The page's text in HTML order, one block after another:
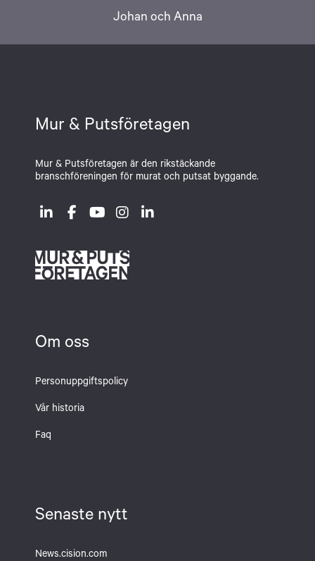
Johan och Anna
Mur & Putsföretagen
Mur & Putsföretagen är den rikstäckande
branschföreningen för murat och putsat byggande.
Om oss
Personuppgiftspolicy
Vår historia
Faq
Senaste nytt
News.cision.com